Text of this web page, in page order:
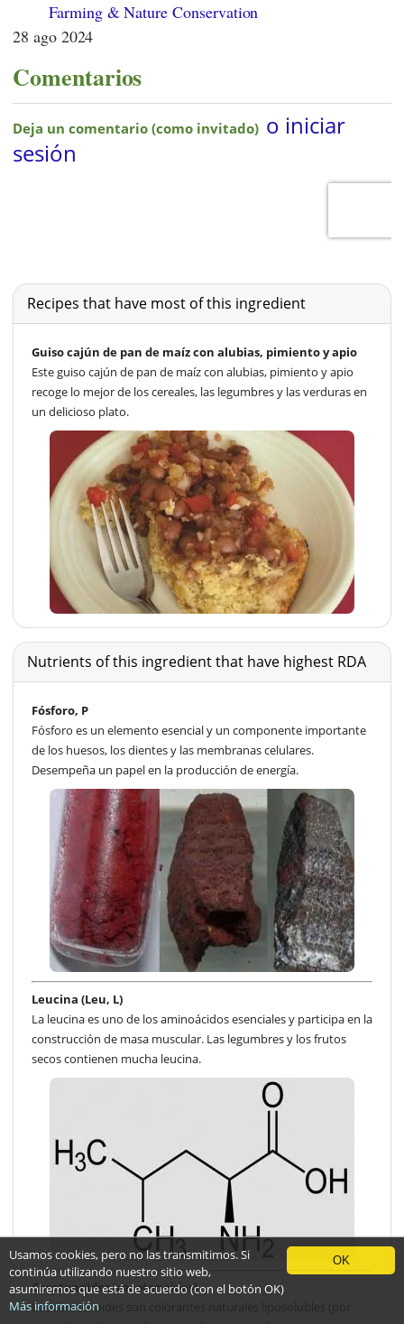
Farming & Nature Conservation
28 ago 2024
Comentarios
Recipes that have most of this ingredient
Guiso cajún de pan de maíz con alubias, pimiento y apio
Este guiso cajún de pan de maíz con alubias, pimiento y apio
recoge lo mejor de los cereales, las legumbres y las verduras en
un delicioso plato.
Nutrients of this ingredient that have highest RDA
Fósforo, P
Fósforo es un elemento esencial y un componente importante
de los huesos, los dientes y las membranas celulares.
Desempeña un papel en la producción de energía.
Leucina (Leu, L)
La leucina es uno de los aminoácidos esenciales y participa en la
construcción de masa muscular. Las legumbres y los frutos
secos contienen mucha leucina.
Carotenoides (carotenoides)
Los carotenoides son colorantes naturales liposolubles (por
OK
Usamos cookies, pero no las transmitimos. Si
continúa utilizando nuestro sitio web,
asumiremos que está de acuerdo (con el botón OK)
Más información